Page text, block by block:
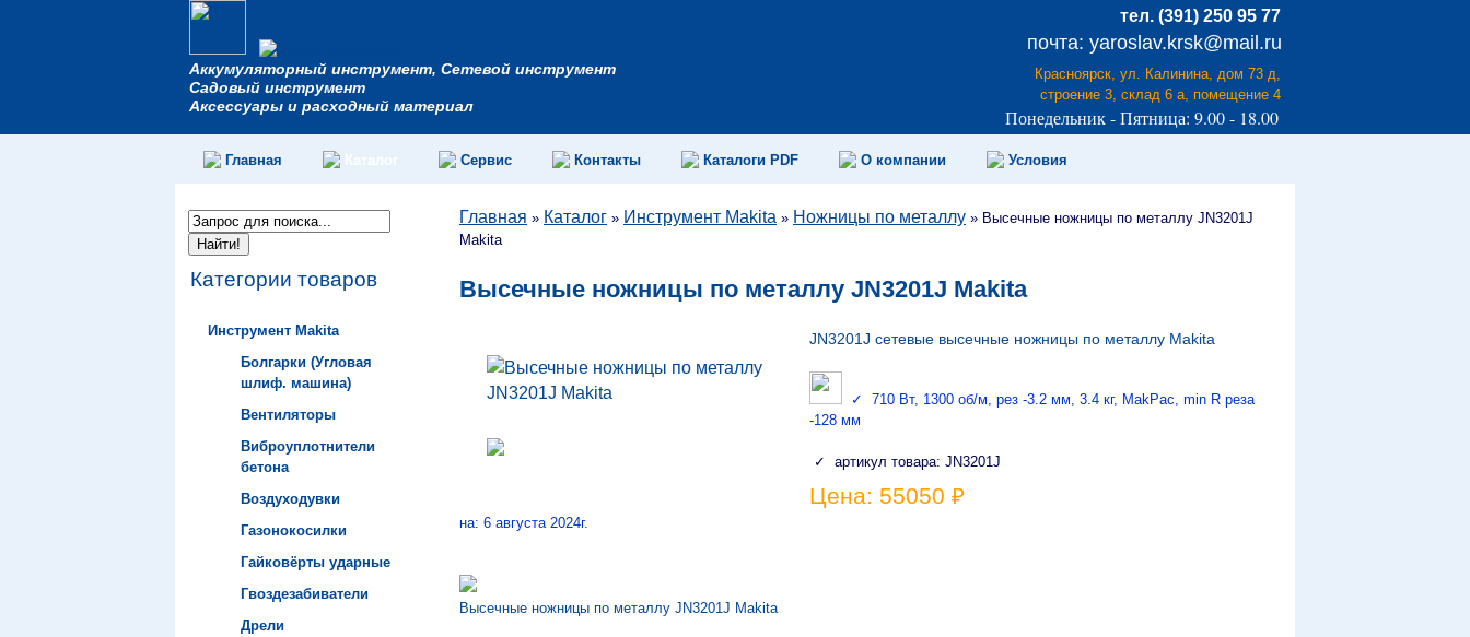
Аккумуляторный инструмент, Сетевой инструмент
Садовый инструмент
Аксессуары и расходный материал
тел. (391) 250 95 77
почта: yaroslav.krsk@mail.ru
Красноярск, ул. Калинина, дом 73 д,
строение 3, склад 6 а, помещение 4
Понедельник - Пятница: 9.00 - 18.00
Главная Сервис Контакты Каталоги PDF О компании Условия
Категории товаров
Инструмент Makita
Болгарки (Угловая
шлиф. машина)
Вентиляторы
Виброуплотнители
бетона
Воздуходувки
Газонокосилки
Гайковёрты ударные
Гвоздезабиватели
Дрели
Главная » Каталог » Инструмент Makita » Ножницы по металлу » Высечные ножницы по металлу JN3201J
Makita
Высечные ножницы по металлу JN3201J Makita
JN3201J сетевые высечные ножницы по металлу Makita
✓ 710 Вт, 1300 об/м, рез -3.2 мм, 3.4 кг, MakPac, min R реза
-128 мм
✓ артикул товара: JN3201J
Цена: 55050 ₽
на: 6 августа 2024г.
Высечные ножницы по металлу JN3201J Makita